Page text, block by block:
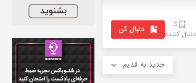
3
دنبال کننده دنبال کن
جدید به قدیم